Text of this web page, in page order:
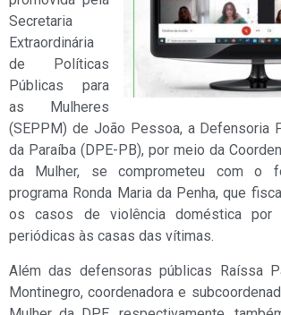
Secretaria
Extraordinária
de Políticas
Públicas para
as Mulheres
(SEPPM) de João Pessoa, a Defensoria
da Paraíba (DPE-PB), por meio da
da Mulher, se comprometeu com o
programa Ronda Maria da Penha, que
os casos de violência doméstica
periódicas às casas das vítimas.
Além das defensoras públicas Raíssa
Montinegro, coordenadora e